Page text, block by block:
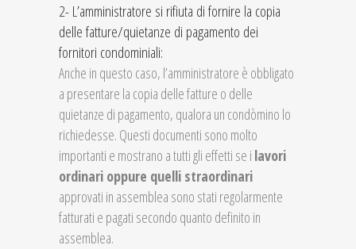
2- L’amministratore si rifiuta di fornire la copia
delle fatture/quietanze di pagamento dei
fornitori condominiali:
Anche in questo caso, l’amministratore è obbligato
a presentare la copia delle fatture o delle
quietanze di pagamento, qualora un condòmino lo
richiedesse. Questi documenti sono molto
importanti e mostrano a tutti gli effetti se i lavori
ordinari oppure quelli straordinari
approvati in assemblea sono stati regolarmente
fatturati e pagati secondo quanto definito in
assemblea.